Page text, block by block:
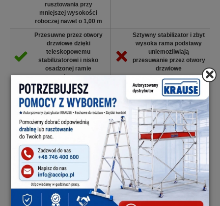
rusztowania przy
mniejszej wysokości
roboczej nawet o 1,00 m
Przesuwne przez otwory
drzwiowe dzięki
teleskopowemu
stabilizatorowi i nisko
osadzonej ramie
podstawy
Sztywny stabilizator i zbyt
wysoka rama podstawy
uniemożliwiają
przesuwanie przez otwory
drzwiowe
Wygodny i szybki montaż
Trudniejszy montaż,
rusztowanie częściowo
skręcane (np. burty
pomostu)
Wysoka stabilność
rusztowania między
innymi dzięki
innowacyjnemu
systemowi poręczy
GuardMatic (od wys. rob.
5,00 m )
Skręcane zapięcia lub
brak zintegrowanych
stężeń ukośnych
Nieznaczna konieczność
balastowania dzięki dużej
Konieczne duże
balastowanie. Informacje